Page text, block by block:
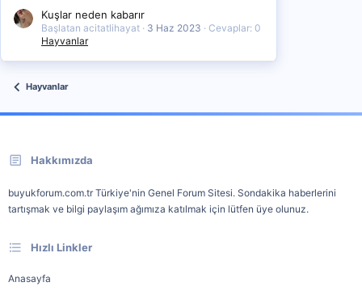
Kuşlar neden kabarır
Başlatan acitatlihayat 3 Haz 2023
Cevaplar: 0
Hayvanlar
Hayvanlar
Hakkımızda
buyukforum.com.tr Türkiye'nin Genel Forum Sitesi. Sondakika haberlerini
tartışmak ve bilgi paylaşım ağımıza katılmak için lütfen üye olunuz.
Hızlı Linkler
Anasayfa